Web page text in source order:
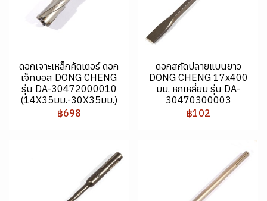
ดอกเจาะเหล็กคัตเตอร์ ดอก
เจ็ทบอส DONG CHENG
รุ่น DA-30472000010
(14X35มม.-30X35มม.)
฿698
ดอกสกัดปลายแบนยาว
DONG CHENG 17x400
มม. หกเหลี่ยม รุ่น DA-
30470300003
฿102